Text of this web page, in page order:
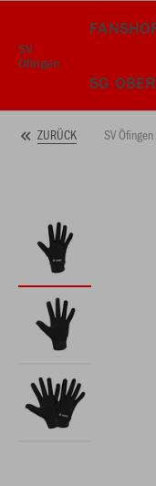
SV
Öfingen
SG
ZURÜCK SV Öfingen